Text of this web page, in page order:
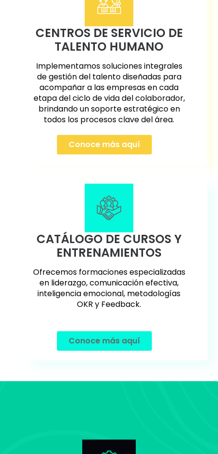
CENTROS DE SERVICIO DE
TALENTO HUMANO
Implementamos soluciones integrales
de gestión del talento diseñadas para
acompañar a las empresas en cada
etapa del ciclo de vida del colaborador,
brindando un soporte estratégico en
todos los procesos clave del área.
Conoce más aquí
CATÁLOGO DE CURSOS Y
ENTRENAMIENTOS
Ofrecemos formaciones especializadas
en liderazgo, comunicación efectiva,
inteligencia emocional, metodologías
OKR y Feedback.
Conoce más aquí